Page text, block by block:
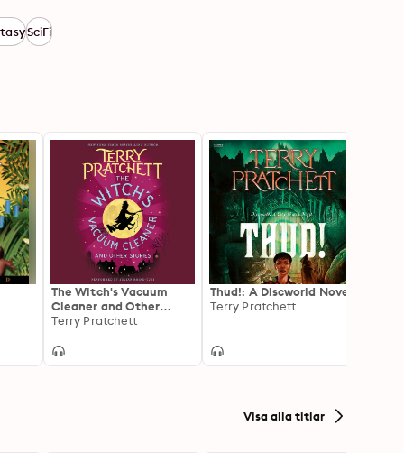
SciFi
The Witch's Vacuum
Cleaner and Other
Stories
Terry Pratchett
Thud!: A Discworld Novel
Terry Pratchett
Visa alla titlar